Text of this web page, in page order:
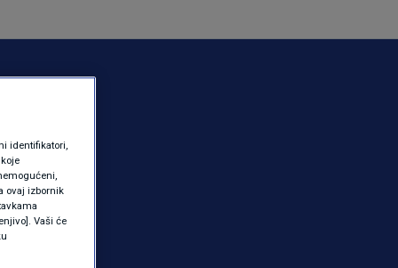
identifikatori,
ovaj izbornik
Vaši će